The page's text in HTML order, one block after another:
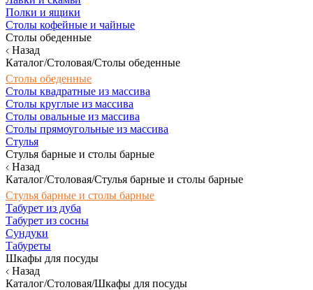
Полки и ящики
Столы кофейные и чайные
Столы обеденные
Назад
Каталог/Столовая/Столы обеденные
Столы обеденные
Столы квадратные из массива
Столы круглые из массива
Столы овальные из массива
Столы прямоугольные из массива
Стулья
Стулья барные и столы барные
Назад
Каталог/Столовая/Стулья барные и столы барные
Стулья барные и столы барные
Табурет из дуба
Табурет из сосны
Сундуки
Табуреты
Шкафы для посуды
Назад
Каталог/Столовая/Шкафы для посуды